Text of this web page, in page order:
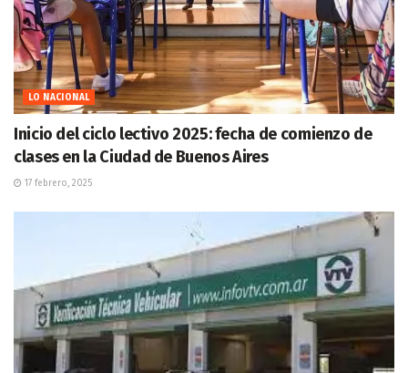
LO NACIONAL
Inicio del ciclo lectivo 2025: fecha de comienzo de
clases en la Ciudad de Buenos Aires
17 febrero, 2025